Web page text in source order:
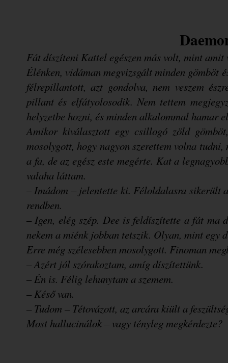
Fát díszíteni Kattel egészen más volt, mint
Élénken, vidáman megvizsgált minden gömböt
félrepillantott, azt gondolva, nem veszem
pillant és elfátyolosodik. Nem tettem
helyzetbe hozni, és minden alkalommal hamar
Amikor kiválasztott egy csillogó zöld
mosolygott, hogy nagyon szerettem volna
a fa, de az egész este megérte. Kat a
valaha láttam.
– Imádom – jelentette ki. Féloldalasra sikerült
rendben.
– Igen, elég szép. Dee is feldíszítette a fát ma
nekem a miénk jobban tetszik. Olyan, mint egy
Erre még szélesebben mosolygott. Finoman
– Azért jól szórakoztam, amíg díszítettünk.
– Én is. Félig lehunytam a szemem.
– Késő van.
– Tudom – Tétovázott, az arcára kiült a
Most hallucinálok – vagy tényleg megkérdezte?